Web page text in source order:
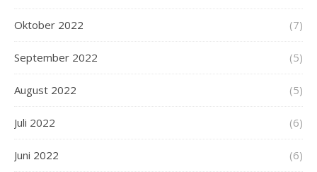
Oktober 2022 (7)
September 2022 (5)
August 2022 (5)
Juli 2022 (6)
Juni 2022 (6)